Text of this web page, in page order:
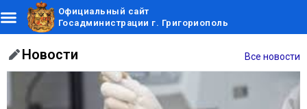
Официальный сайт
Госадминистрации г. Григориополь
Новости Все новости